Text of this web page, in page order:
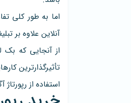
اما به طور کلی
آنلاین علاوه بر
از آنجایی که بک
تأثیرگذارترین
استفاده از